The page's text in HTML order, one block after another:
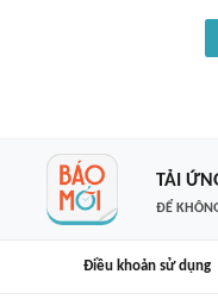
TẢI
ĐỂ
Điều khoản sử dụng